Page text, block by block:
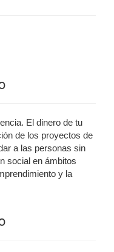
El dinero de tu
de los proyectos de
a las personas sin
social en ámbitos
y la